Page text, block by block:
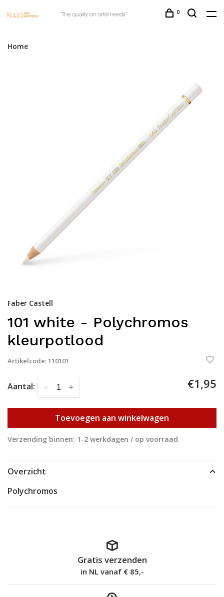
0
Home
Faber Castell
101 white - Polychromos
kleurpotlood
Artikelcode:110101
Aantal: +
- €1,95
Toevoegen aan winkelwagen
Verzending binnen: 1-2 werkdagen / op voorraad
Overzicht
Polychromos
Gratis verzenden
in NL vanaf € 85,-